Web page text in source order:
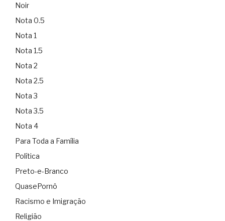
Noir
Nota 0.5
Nota 1
Nota 1.5
Nota 2
Nota 2.5
Nota 3
Nota 3.5
Nota 4
Para Toda a Família
Política
Preto-e-Branco
QuasePornô
Racismo e Imigração
Religião